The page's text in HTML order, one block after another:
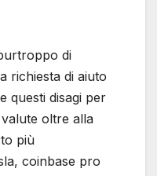
di
richiesta di aiuto
questi disagi per
oltre alla
più
coinbase pro